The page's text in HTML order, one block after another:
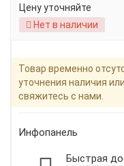
Цену уточняйте
Нет в наличии
Товар временно
уточнения наличия
свяжитесь с нами.
Инфопанель
Быстрая